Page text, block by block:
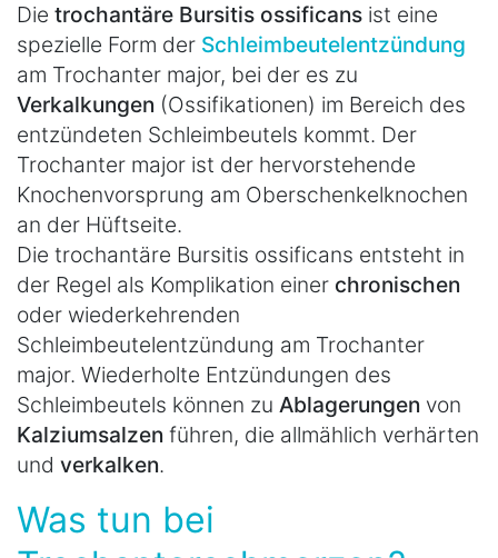
Die trochantäre Bursitis ossificans ist eine
spezielle Form der Schleimbeutelentzündung
am Trochanter major, bei der es zu
Verkalkungen (Ossifikationen) im Bereich des
entzündeten Schleimbeutels kommt. Der
Trochanter major ist der hervorstehende
Knochenvorsprung am Oberschenkelknochen
an der Hüftseite.
Die trochantäre Bursitis ossificans entsteht in
der Regel als Komplikation einer chronischen
oder wiederkehrenden
Schleimbeutelentzündung am Trochanter
major. Wiederholte Entzündungen des
Schleimbeutels können zu Ablagerungen von
Kalziumsalzen führen, die allmählich verhärten
und verkalken.
Was tun bei